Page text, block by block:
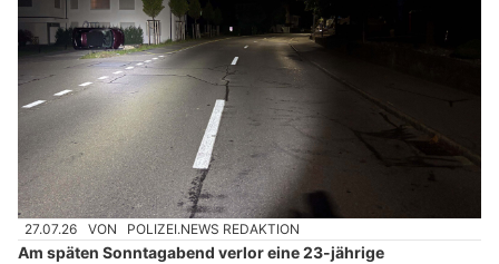
27.07.26 VON POLIZEI.NEWS REDAKTION
Am späten Sonntagabend verlor eine 23-jährige